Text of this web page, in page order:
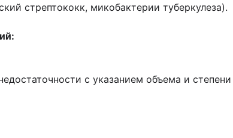
стрептококк, микобактерии туберкулеза).
с указанием объема и